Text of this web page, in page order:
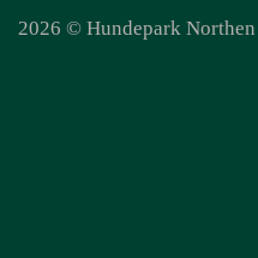
2026 © Hundepark Northen